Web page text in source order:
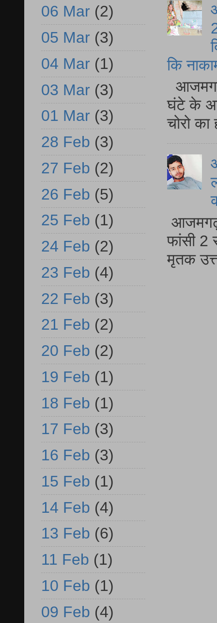
कि
घंटे के
चोरो
आजमगढ़
फांसी 2
मृतक
06 Mar (2)
05 Mar (3)
04 Mar (1)
03 Mar (3)
01 Mar (3)
28 Feb (3)
27 Feb (2)
26 Feb (5)
25 Feb (1)
24 Feb (2)
23 Feb (4)
22 Feb (3)
21 Feb (2)
20 Feb (2)
19 Feb (1)
18 Feb (1)
17 Feb (3)
16 Feb (3)
15 Feb (1)
14 Feb (4)
13 Feb (6)
11 Feb (1)
10 Feb (1)
09 Feb (4)